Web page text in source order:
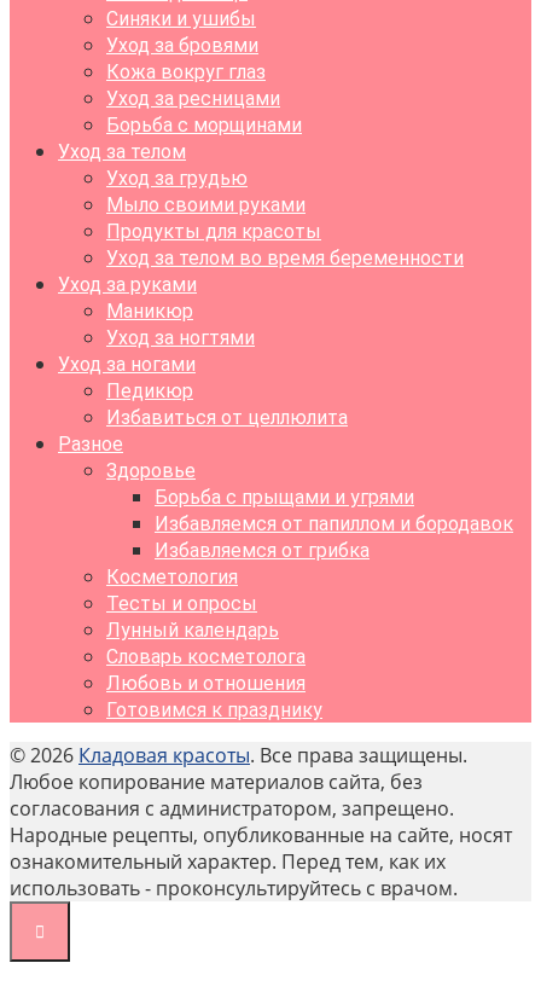
Синяки и ушибы
Уход за бровями
Кожа вокруг глаз
Уход за ресницами
Борьба с морщинами
Уход за телом
Уход за грудью
Мыло своими руками
Продукты для красоты
Уход за телом во время беременности
Уход за руками
Маникюр
Уход за ногтями
Уход за ногами
Педикюр
Избавиться от целлюлита
Разное
Здоровье
Борьба с прыщами и угрями
Избавляемся от папиллом и бородавок
Избавляемся от грибка
Косметология
Тесты и опросы
Лунный календарь
Словарь косметолога
Любовь и отношения
Готовимся к празднику
© 2026 Кладовая красоты. Все права защищены.
Любое копирование материалов сайта, без
согласования с администратором, запрещено.
Народные рецепты, опубликованные на сайте, носят
ознакомительный характер. Перед тем, как их
использовать - проконсультируйтесь с врачом.